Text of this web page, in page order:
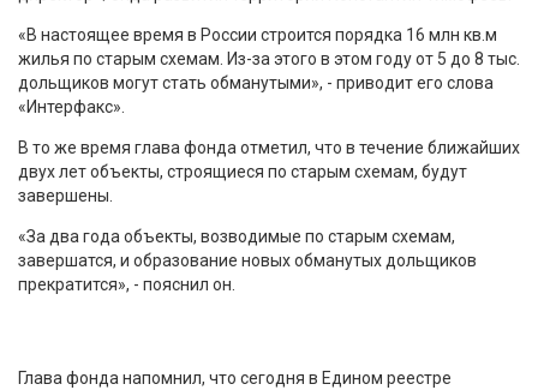
«В настоящее время в России строится порядка 16 млн кв.м
жилья по старым схемам. Из-за этого в этом году от 5 до 8 тыс.
дольщиков могут стать обманутыми», - приводит его слова
«Интерфакс».
В то же время глава фонда отметил, что в течение ближайших
двух лет объекты, строящиеся по старым схемам, будут
завершены.
«За два года объекты, возводимые по старым схемам,
завершатся, и образование новых обманутых дольщиков
прекратится», - пояснил он.
Глава фонда напомнил, что сегодня в Едином реестре